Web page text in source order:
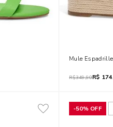
Mule
R$349,90R$
-50% OFF